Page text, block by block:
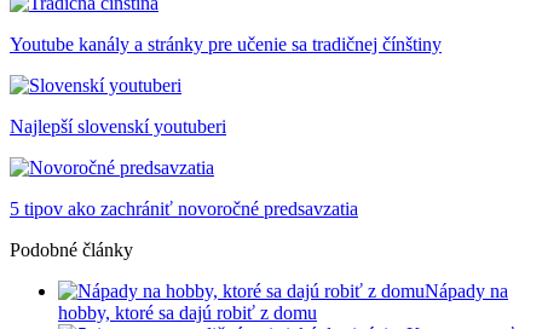
Youtube kanály a stránky pre učenie sa tradičnej čínštiny
Najlepší slovenskí youtuberi
5 tipov ako zachrániť novoročné predsavzatia
Podobné články
Nápady na
hobby, ktoré sa dajú robiť z domu